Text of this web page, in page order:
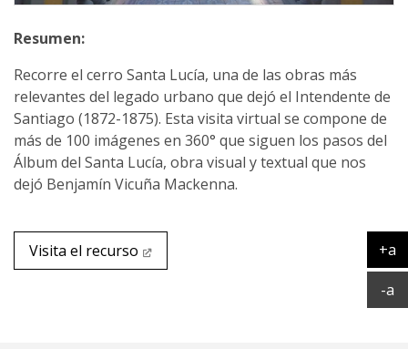
Recorre el cerro Santa Lucía, una de las obras más
relevantes del legado urbano que dejó el Intendente de
Santiago (1872-1875). Esta visita virtual se compone de
más de 100 imágenes en 360° que siguen los pasos del
Álbum del Santa Lucía, obra visual y textual que nos
dejó Benjamín Vicuña Mackenna.
Visita el recurso
+a
-a